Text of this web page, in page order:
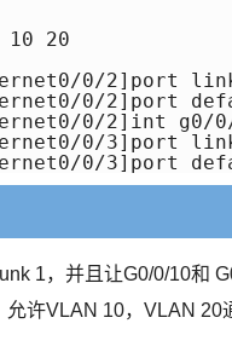
10 20
0/2]port
0/2]port
0/2]int g0/
0/3]port
1，并且让G0/0/10和
许VLAN 10，VLAN 20